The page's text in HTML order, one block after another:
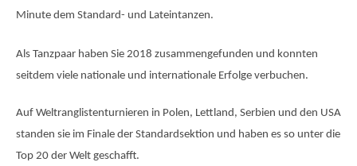
Minute dem Standard- und Lateintanzen.
Als Tanzpaar haben Sie 2018 zusammengefunden und konnten
seitdem viele nationale und internationale Erfolge verbuchen.
Auf Weltranglistenturnieren in Polen, Lettland, Serbien und den USA
standen sie im Finale der Standardsektion und haben es so unter die
Top 20 der Welt geschafft.